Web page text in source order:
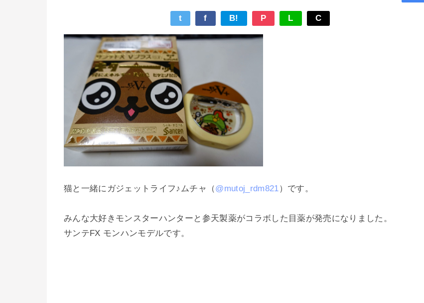
t f B! P L C
猫と一緒にガジェットライフ♪ムチャ（@mutoj_rdm821）です。
みんな大好きモンスターハンターと参天製薬がコラボした目薬が発売になりました。
サンテFX モンハンモデルです。